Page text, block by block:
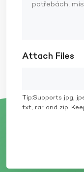
Attach Files
Tip:Supports jpg,
txt, rar and zip.